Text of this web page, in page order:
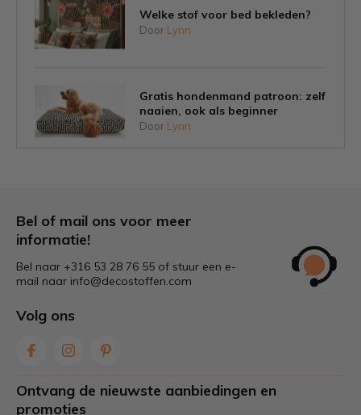
Welke stof voor bed bekleden?
Door Lynn
Gratis hondenmand patroon: zelf
naaien, ook als beginner
Door Lynn
Welke stof is het beste voor
tuinkussens?
stap & tips voor de juiste stof
DoorLynn
Bel of mail ons voor meer
informatie!
Bel naar +316 53 28 76 55 of stuur een e-
mail naar info@decostoffen.com
Volg ons
Ontvang de nieuwste aanbiedingen en
promoties